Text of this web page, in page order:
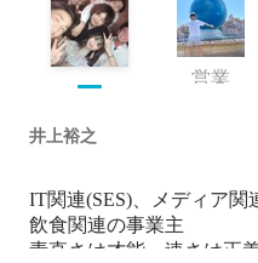
営業
井上裕之
IT関連(SES)、メディア関
飲食関連の事業主
素直さは才能、速さは正